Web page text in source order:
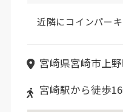
近隣にコインパー
宮崎県宮崎市上
宮崎駅から徒歩